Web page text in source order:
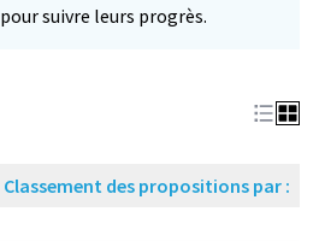
pour suivre leurs progrès.
Classement des propositions par :